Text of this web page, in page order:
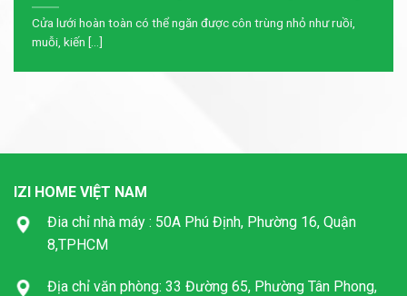
Cửa lưới hoàn toàn có thể ngăn được côn trùng nhỏ như ruồi,
muỗi, kiến [...]
IZI HOME VIỆT NAM
Đia chỉ nhà máy : 50A Phú Định, Phường 16, Quận
8,TPHCM
Địa chỉ văn phòng: 33 Đường 65, Phường Tân Phong,